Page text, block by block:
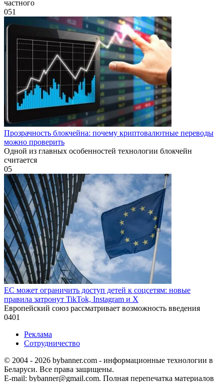
частного
051
Прозрачность блокчейна: почему криптовалютные переводы
можно проверить
Одной из главных особенностей технологии блокчейн
считается
05
ЕС может ограничить доступ детей к соцсетям: новые
правила затронут TikTok, Instagram и X
Европейский союз рассматривает возможность введения
0401
Реклама
Сотрудничество
© 2004 - 2026 bybanner.com - информационные технологии в
Беларуси. Все права защищены.
E-mail: bybanner@gmail.com. Полная перепечатка материалов